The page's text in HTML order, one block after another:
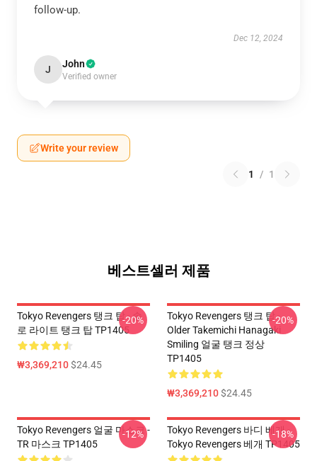
follow-up.
Dec 12, 2024
J John
Verified owner
Write your review
1 / 1
베스트셀러 제품
Tokyo Revengers 탱크 탑 - 솔
로 라이트 탱크 탑 TP1405
₩3,369,210$24.45
-20%
Tokyo Revengers 탱크 탑 -
Older Takemichi Hanagaki
Smiling 얼굴 탱크 정상
TP1405
₩3,369,210$24.45
-20%
Tokyo Revengers 얼굴 마스크 -
TR 마스크 TP1405
-12%
Tokyo Revengers 바디 베개 -
Tokyo Revengers 베개 TP1405
-18%